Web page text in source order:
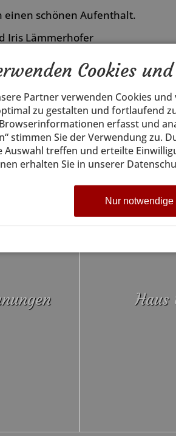
einen schönen Aufenthalt.
Iris Lämmerhofer
Haus
Cookies
Partner verwenden Cookies
zu gestalten und fortlaufend
erfasst und
stimmen Sie der Verwendung zu.
Auswahl treffen und erteilte
erhalten Sie in unserer
Nur